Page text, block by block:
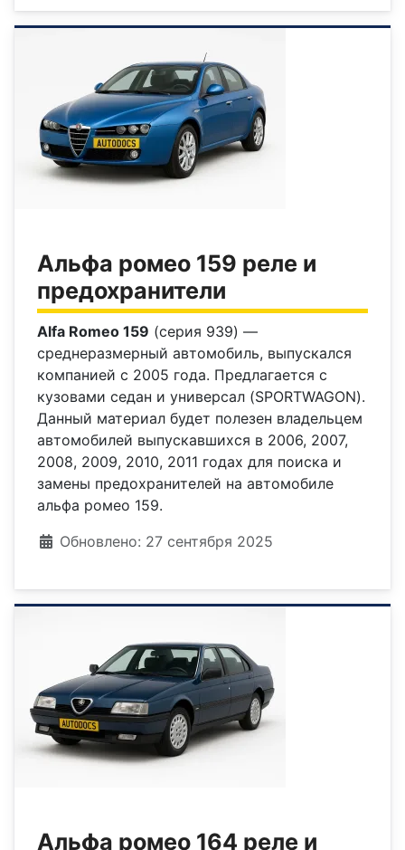
Альфа ромео 159 реле и
предохранители
Alfa Romeo 159 (серия 939) —
среднеразмерный автомобиль, выпускался
компанией с 2005 года. Предлагается с
кузовами седан и универсал (SPORTWAGON).
Данный материал будет полезен владельцем
автомобилей выпускавшихся в 2006, 2007,
2008, 2009, 2010, 2011 годах для поиска и
замены предохранителей на автомобиле
альфа ромео 159.
Информация о материале
Обновлено: 27 сентября 2025
Альфа ромео 164 реле и